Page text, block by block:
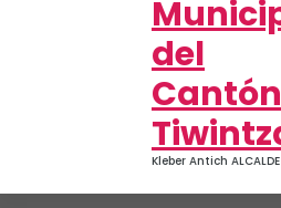
Kleber Antich ALCALDE